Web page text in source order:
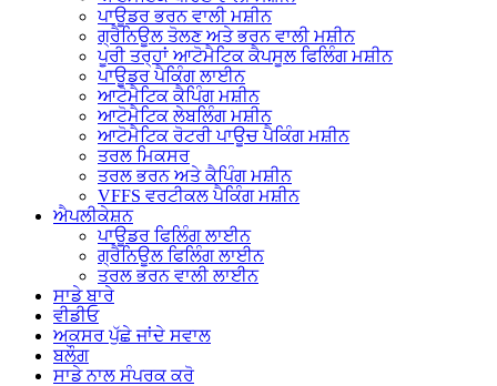
ਪਾਊਡਰ ਭਰਨ ਵਾਲੀ ਮਸ਼ੀਨ
ਗ੍ਰੈਨਿਊਲ ਤੋਲਣ ਅਤੇ ਭਰਨ ਵਾਲੀ ਮਸ਼ੀਨ
ਪੂਰੀ ਤਰ੍ਹਾਂ ਆਟੋਮੈਟਿਕ ਕੈਪਸੂਲ ਫਿਲਿੰਗ ਮਸ਼ੀਨ
ਪਾਊਡਰ ਪੈਕਿੰਗ ਲਾਈਨ
ਆਟੋਮੈਟਿਕ ਕੈਪਿੰਗ ਮਸ਼ੀਨ
ਆਟੋਮੈਟਿਕ ਲੇਬਲਿੰਗ ਮਸ਼ੀਨ
ਆਟੋਮੈਟਿਕ ਰੋਟਰੀ ਪਾਊਚ ਪੈਕਿੰਗ ਮਸ਼ੀਨ
ਤਰਲ ਮਿਕਸਰ
ਤਰਲ ਭਰਨ ਅਤੇ ਕੈਪਿੰਗ ਮਸ਼ੀਨ
VFFS ਵਰਟੀਕਲ ਪੈਕਿੰਗ ਮਸ਼ੀਨ
ਐਪਲੀਕੇਸ਼ਨ
ਪਾਊਡਰ ਫਿਲਿੰਗ ਲਾਈਨ
ਗ੍ਰੈਨਿਊਲ ਫਿਲਿੰਗ ਲਾਈਨ
ਤਰਲ ਭਰਨ ਵਾਲੀ ਲਾਈਨ
ਸਾਡੇ ਬਾਰੇ
ਵੀਡੀਓ
ਅਕਸਰ ਪੁੱਛੇ ਜਾਂਦੇ ਸਵਾਲ
ਬਲੌਗ
ਸਾਡੇ ਨਾਲ ਸੰਪਰਕ ਕਰੋ